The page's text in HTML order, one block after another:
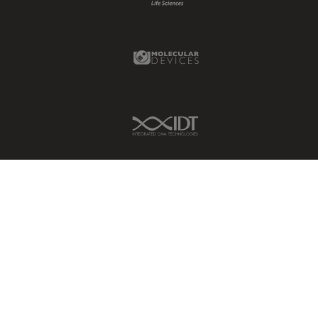
Molecular Devices Link
IDT Link